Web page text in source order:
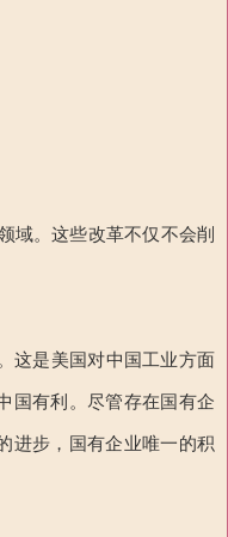
域。这些改革不仅不会削
这是美国对中国工业方面
国有利。尽管存在国有企
进步，国有企业唯一的积